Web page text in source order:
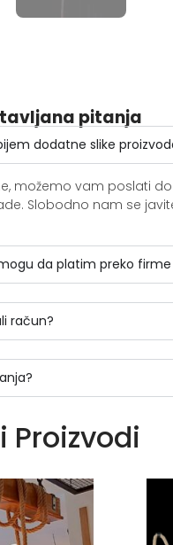
pitanja
dodatne slike
možemo vam poslati
Slobodno nam se
da platim preko
račun?
Proizvodi